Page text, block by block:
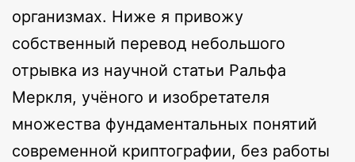
организмах. Ниже я привожу
собственный перевод небольшого
отрывка из научной статьи Ральфа
Меркля, учёного и изобретателя
множества фундаментальных понятий
современной криптографии, без работы